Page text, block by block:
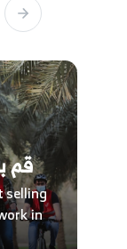
قم
selling
in